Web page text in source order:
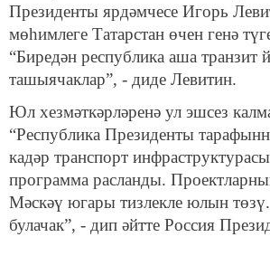
Президенты ярдәмчесе Игорь
мөһимлеге Татарстан өчен генә
“Биредән республика аша транзит
ташыячаклар”, - диде Левитин.
Юл хезмәткәрләренә ул эшсез
“Республика Президенты
кадәр транспорт
программа расланды.
Мәскәү югары тизлекле юлын
булачак”, - дип әйтте Россия